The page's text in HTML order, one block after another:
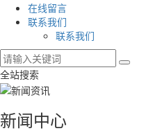
在线留言
联系我们
联系我们
全站搜索
新闻中心